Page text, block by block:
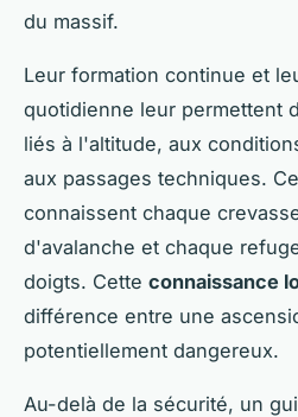
du massif.
Leur formation continue et
quotidienne leur permettent
liés à l'altitude, aux
aux passages techniques.
connaissent chaque
d'avalanche et chaque
doigts. Cette connaissance
différence entre une
potentiellement dangereux.
Au-delà de la sécurité, un